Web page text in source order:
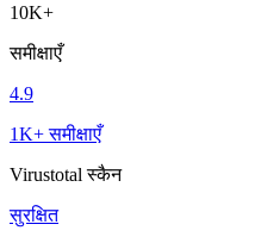
10K+
समीक्षाएँ
4.9
1K+ समीक्षाएँ
Virustotal स्कैन
सुरक्षित